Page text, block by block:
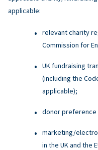
applicable:
relevant charity
Commission for
UK fundraising
(including the
applicable);
donor preference
marketing/
in the UK and the